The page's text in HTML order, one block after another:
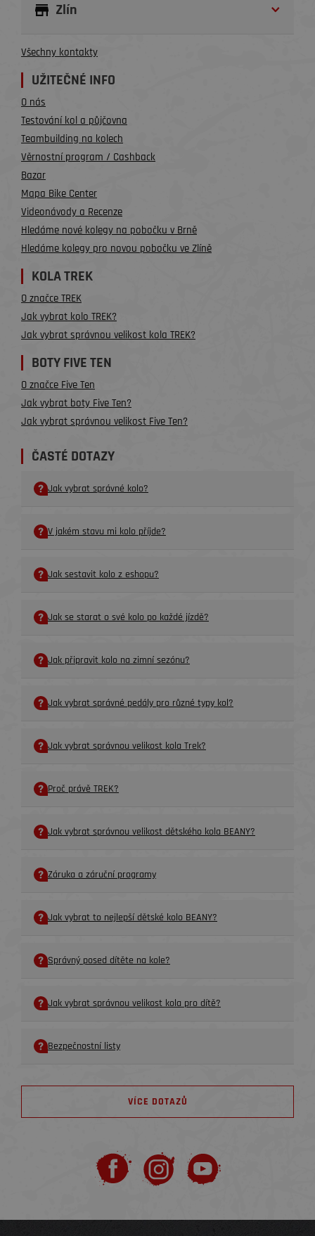
Zlín
Všechny kontakty
UŽITEČNÉ INFO
O nás
Testování kol a půjčovna
Teambuilding na kolech
Věrnostní program / Cashback
Bazar
Mapa Bike Center
Videonávody a Recenze
Hledáme nové kolegy na pobočku v Brně
Hledáme kolegy pro novou pobočku ve Zlíně
KOLA TREK
O značce TREK
Jak vybrat kolo TREK?
Jak vybrat správnou velikost kola TREK?
BOTY FIVE TEN
O značce Five Ten
Jak vybrat boty Five Ten?
Jak vybrat správnou velikost Five Ten?
ČASTÉ DOTAZY
Jak vybrat správné kolo?
V jakém stavu mi kolo příjde?
Jak sestavit kolo z eshopu?
Jak se starat o své kolo po každé jízdě?
Jak připravit kolo na zimní sezónu?
Jak vybrat správné pedály pro různé typy kol?
Jak vybrat správnou velikost kola Trek?
Proč právě TREK?
Jak vybrat správnou velikost dětského kola BEANY?
Záruka a záruční programy
Jak vybrat to nejlepší dětské kolo BEANY?
Správný posed dítěte na kole?
Jak vybrat správnou velikost kola pro dítě?
Bezpečnostní listy
VÍCE DOTAZŮ